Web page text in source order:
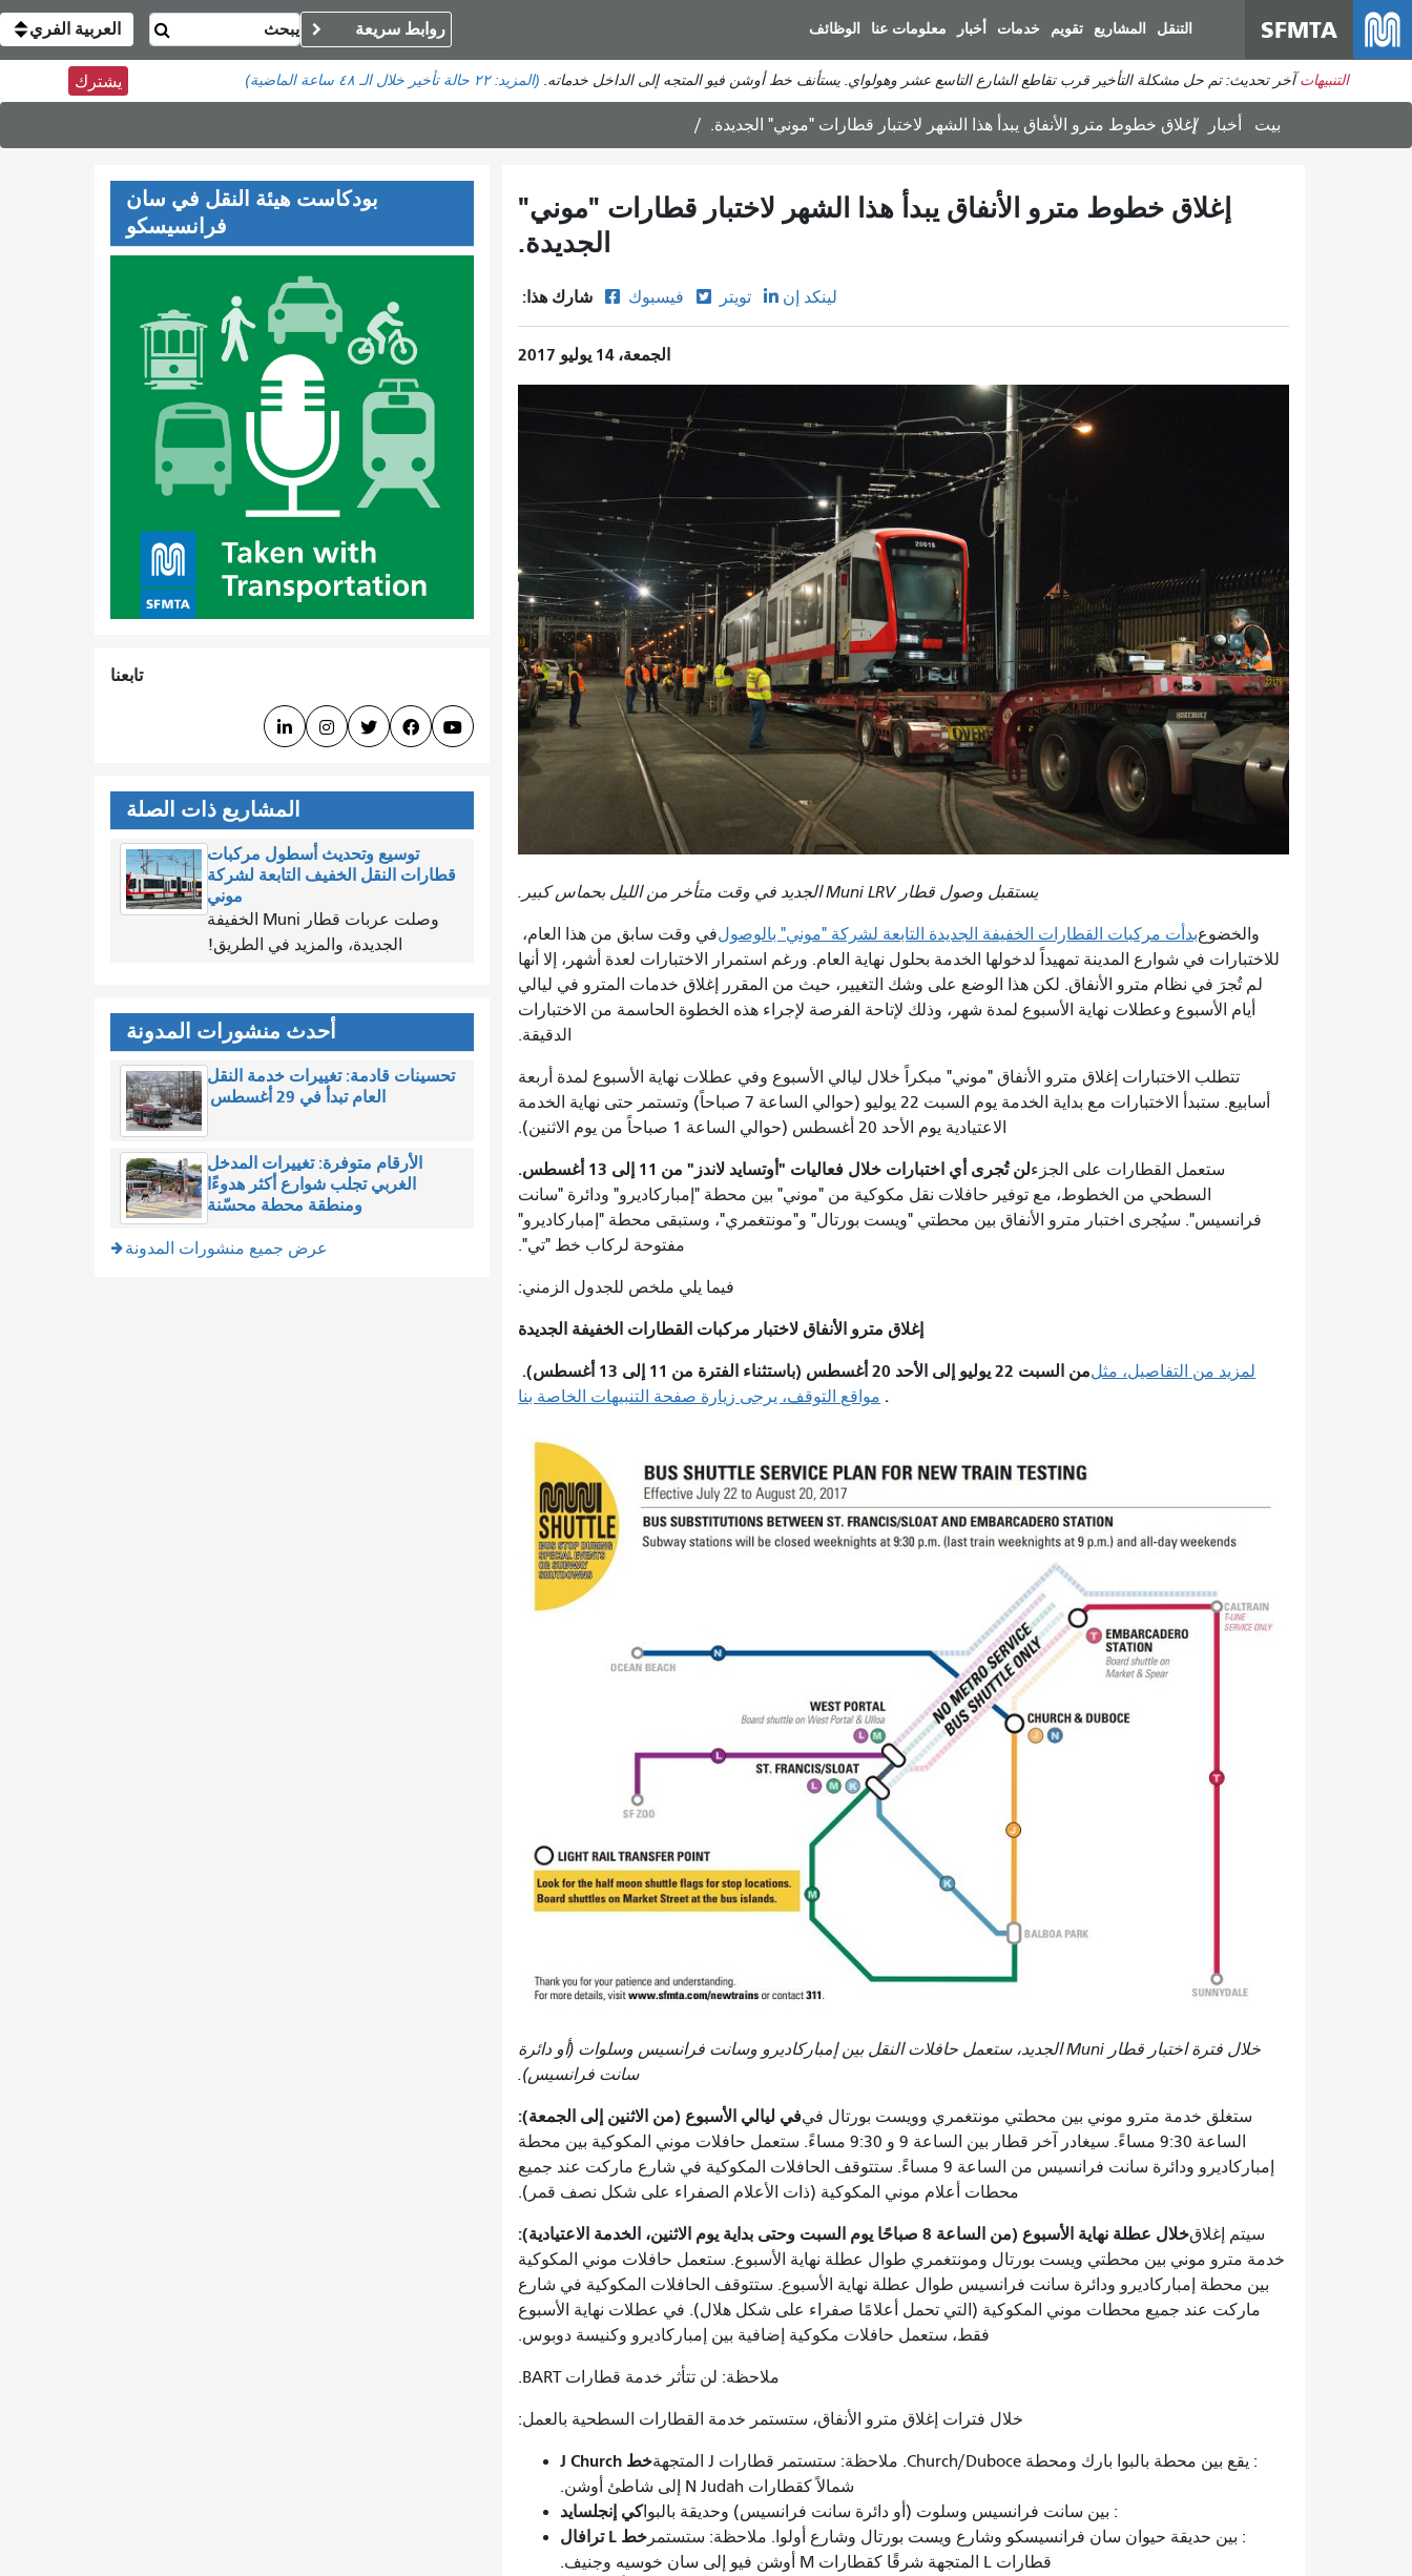
المحتوى
الرئيسي
SFMTA التنقل المشاريع تقويم خدمات أخبار معلومات عنا الوظائف روابط سريعة العربية الفري
التنبيهات آخر تحديث: تم حل مشكلة التأخير قرب تقاطع الشارع التاسع عشر وهولواي. يستأنف خط أوشن فيو المتجه إلى الداخل خدماته. (المزيد:٢٢ حالة تأخير خلال الـ ٤٨ ساعة الماضية) يشترك
بيت أخبار إغلاق خطوط مترو الأنفاق يبدأ هذا الشهر لاختبار قطارات "موني" الجديدة.
إغلاق خطوط مترو الأنفاق يبدأ هذا الشهر لاختبار قطارات "موني"
الجديدة.
شارك هذا: فيسبوك تويتر لينكد إن
الجمعة، 14 يوليو 2017
يستقبل وصول قطار Muni LRV الجديد في وقت متأخر من الليل بحماس كبير.
في وقت سابق من هذا العام،بدأت مركبات القطارات الخفيفة الجديدة التابعة لشركة "موني" بالوصولوالخضوع
للاختبارات في شوارع المدينة تمهيداً لدخولها الخدمة بحلول نهاية العام. ورغم استمرار الاختبارات لعدة أشهر، إلا أنها
لم تُجرَ في نظام مترو الأنفاق. لكن هذا الوضع على وشك التغيير، حيث من المقرر إغلاق خدمات المترو في ليالي
أيام الأسبوع وعطلات نهاية الأسبوع لمدة شهر، وذلك لإتاحة الفرصة لإجراء هذه الخطوة الحاسمة من الاختبارات
الدقيقة.
تتطلب الاختبارات إغلاق مترو الأنفاق "موني" مبكراً خلال ليالي الأسبوع وفي عطلات نهاية الأسبوع لمدة أربعة
أسابيع. ستبدأ الاختبارات مع بداية الخدمة يوم السبت 22 يوليو (حوالي الساعة 7 صباحاً) وتستمر حتى نهاية الخدمة
الاعتيادية يوم الأحد 20 أغسطس (حوالي الساعة 1 صباحاً من يوم الاثنين).
لن تُجرى أي اختبارات خلال فعاليات "أوتسايد لاندز" من 11 إلى 13 أغسطس.ستعمل القطارات على الجزء
السطحي من الخطوط، مع توفير حافلات نقل مكوكية من "موني" بين محطة "إمباركاديرو" ودائرة "سانت
فرانسيس". سيُجرى اختبار مترو الأنفاق بين محطتي "ويست بورتال" و"مونتغمري"، وستبقى محطة "إمباركاديرو"
مفتوحة لركاب خط "تي".
فيما يلي ملخص للجدول الزمني:
إغلاق مترو الأنفاق لاختبار مركبات القطارات الخفيفة الجديدة
من السبت 22 يوليو إلى الأحد 20 أغسطس (باستثناء الفترة من 11 إلى 13 أغسطس).لمزيد من التفاصيل، مثل
مواقع التوقف، يرجى زيارة صفحة التنبيهات الخاصة بنا .
خلال فترة اختبار قطار Muni الجديد، ستعمل حافلات النقل بين إمباركاديرو وسانت فرانسيس وسلوات (أو دائرة
سانت فرانسيس).
في ليالي الأسبوع (من الاثنين إلى الجمعة):ستغلق خدمة مترو موني بين محطتي مونتغمري وويست بورتال في
الساعة 9:30 مساءً. سيغادر آخر قطار بين الساعة 9 و 9:30 مساءً. ستعمل حافلات موني المكوكية بين محطة
إمباركاديرو ودائرة سانت فرانسيس من الساعة 9 مساءً. ستتوقف الحافلات المكوكية في شارع ماركت عند جميع
محطات أعلام موني المكوكية (ذات الأعلام الصفراء على شكل نصف قمر).
خلال عطلة نهاية الأسبوع (من الساعة 8 صباحًا يوم السبت وحتى بداية يوم الاثنين، الخدمة الاعتيادية):سيتم إغلاق
خدمة مترو موني بين محطتي ويست بورتال ومونتغمري طوال عطلة نهاية الأسبوع. ستعمل حافلات موني المكوكية
بين محطة إمباركاديرو ودائرة سانت فرانسيس طوال عطلة نهاية الأسبوع. ستتوقف الحافلات المكوكية في شارع
ماركت عند جميع محطات موني المكوكية (التي تحمل أعلامًا صفراء على شكل هلال). في عطلات نهاية الأسبوع
فقط، ستعمل حافلات مكوكية إضافية بين إمباركاديرو وكنيسة دوبوس.
ملاحظة: لن تتأثر خدمة قطارات BART.
خلال فترات إغلاق مترو الأنفاق، ستستمر خدمة القطارات السطحية بالعمل:
خط J Church: يقع بين محطة بالبوا بارك ومحطة Church/Duboce. ملاحظة: ستستمر قطارات J المتجهة
شمالاً كقطارات N Judah إلى شاطئ أوشن.
كي إنجلسايد: بين سانت فرانسيس وسلوت (أو دائرة سانت فرانسيس) وحديقة بالبوا
خط L ترافال : بين حديقة حيوان سان فرانسيسكو وشارع ويست بورتال وشارع أولوا. ملاحظة: ستستمر
قطارات L المتجهة شرقًا كقطارات M أوشن فيو إلى سان خوسيه وجنيف.
بودكاست هيئة النقل في سان
فرانسيسكو
تابعنا





المشاريع ذات الصلة
توسيع وتحديث أسطول مركبات
قطارات النقل الخفيف التابعة لشركة
موني
وصلت عربات قطار Muni الخفيفة
الجديدة، والمزيد في الطريق!
أحدث منشورات المدونة
تحسينات قادمة: تغييرات خدمة النقل
العام تبدأ في 29 أغسطس
الأرقام متوفرة: تغييرات المدخل
الغربي تجلب شوارع أكثر هدوءًا
ومنطقة محطة محسّنة
عرض جميع منشورات المدونة